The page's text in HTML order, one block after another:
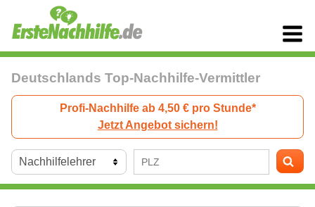
Deutschlands Top-Nachhilfe-Vermittler
Profi-Nachhilfe ab 4,50 € pro Stunde*
Jetzt Angebot sichern!